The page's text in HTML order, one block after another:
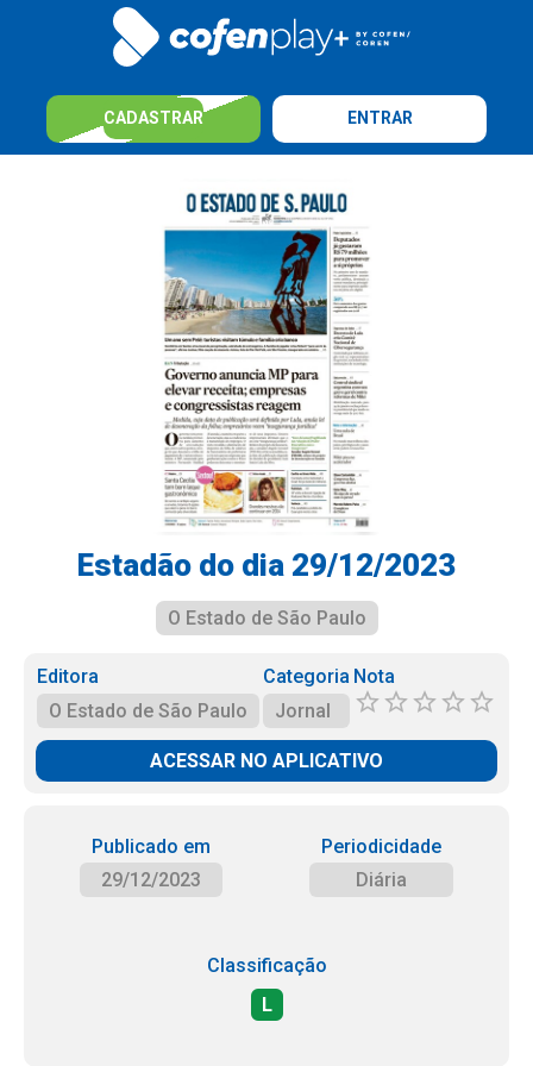
CADASTRAR ENTRAR
Estadão do dia 29/12/2023
O Estado de São Paulo
Editora
O Estado de São Paulo
Categoria
Jornal
Nota
ACESSAR NO APLICATIVO
Publicado em
29/12/2023
Periodicidade
Diária
Classificação
L